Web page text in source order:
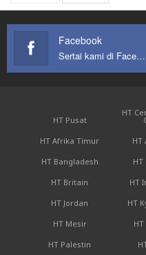
Facebook
Sertai kami di Facebook
HT Pusat
HT
HT Afrika Timur
HT
HT Bangladesh
HT
HT Britain
HT
HT Jordan
HT
HT Mesir
HT Palestin